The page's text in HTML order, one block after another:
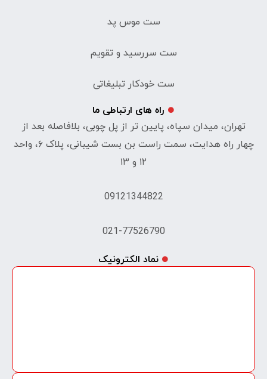
ست موس پد
ست سررسید و تقویم
ست خودکار تبلیغاتی
راه های ارتباطی ما
تهران، میدان سپاه، پایین تر از پل چوبی، بلافاصله بعد از
چهار راه هدایت، سمت راست بن بست شیبانی، پلاک ۶، واحد
۱۲ و ۱۳
09121344822
021-77526790
نماد الکترونیک